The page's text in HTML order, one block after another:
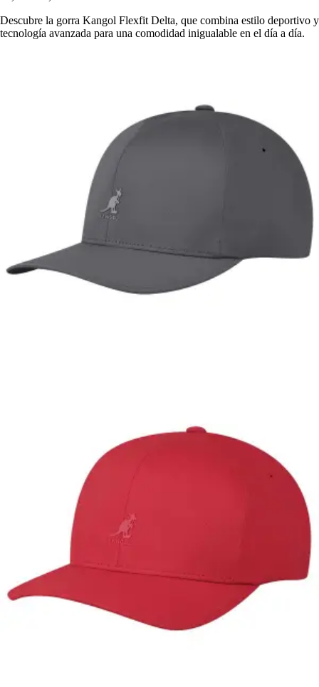
Descubre la gorra Kangol Flexfit Delta, que combina estilo deportivo y
tecnología avanzada para una comodidad inigualable en el día a día.